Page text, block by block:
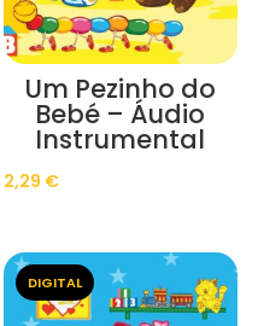
Um Pezinho do
Bebé – Áudio
Instrumental
2,29 €
DIGITAL